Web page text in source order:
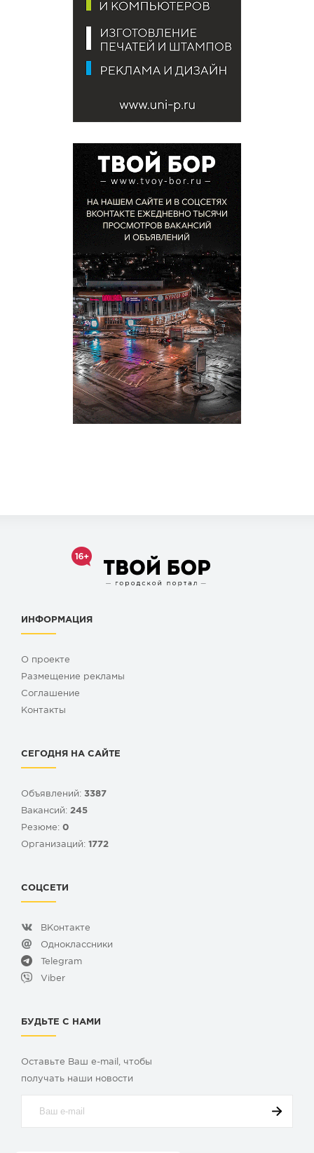
ИНФОРМАЦИЯ
О проекте
Размещение рекламы
Cоглашение
Контакты
СЕГОДНЯ НА САЙТЕ
Объявлений: 3387
Вакансий: 245
Резюме: 0
Организаций: 1772
СОЦСЕТИ
ВКонтакте
Одноклассники
Telegram
Viber
БУДЬТЕ С НАМИ
Оставьте Ваш e-mail, чтобы
получать наши новости